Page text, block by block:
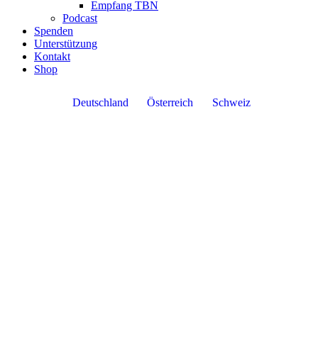
Empfang TBN
Podcast
Spenden
Unterstützung
Kontakt
Shop
Deutschland Österreich Schweiz